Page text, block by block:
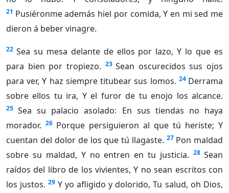
21 Pusiéronme además hiel por comida, Y en mi sed me
dieron á beber vinagre.
22 Sea su mesa delante de ellos por lazo, Y lo que es
para bien por tropiezo. 23 Sean oscurecidos sus ojos
para ver, Y haz siempre titubear sus lomos. 24 Derrama
sobre ellos tu ira, Y el furor de tu enojo los alcance.
25 Sea su palacio asolado: En sus tiendas no haya
morador. 26 Porque persiguieron al que tú heriste; Y
cuentan del dolor de los que tú llagaste. 27 Pon maldad
sobre su maldad, Y no entren en tu justicia. 28 Sean
raídos del libro de los vivientes, Y no sean escritos con
los justos. 29 Y yo afligido y dolorido, Tu salud, oh Dios,